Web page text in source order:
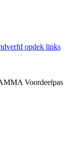
opdek links
Voordeelpas